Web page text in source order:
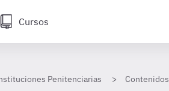
Cursos
Penitenciarias Contenidos